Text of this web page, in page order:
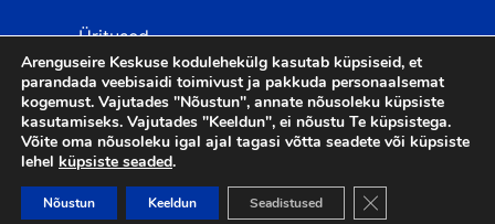
LIITU UUDISKIRJAGA
TAGASI ÜLES
Üritused
Videod
Arenguseire Keskuse kodulehekülg kasutab küpsiseid, et
parandada veebisaidi toimivust ja pakkuda personaalsemat
kogemust. Vajutades "Nõustun", annate nõusoleku küpsiste
kasutamiseks. Vajutades "Keeldun", ei nõustu Te küpsistega.
Võite oma nõusoleku igal ajal tagasi võtta seadete või küpsiste
lehel küpsiste seaded.
Nõustun Keeldun Seadistused Close GDPR